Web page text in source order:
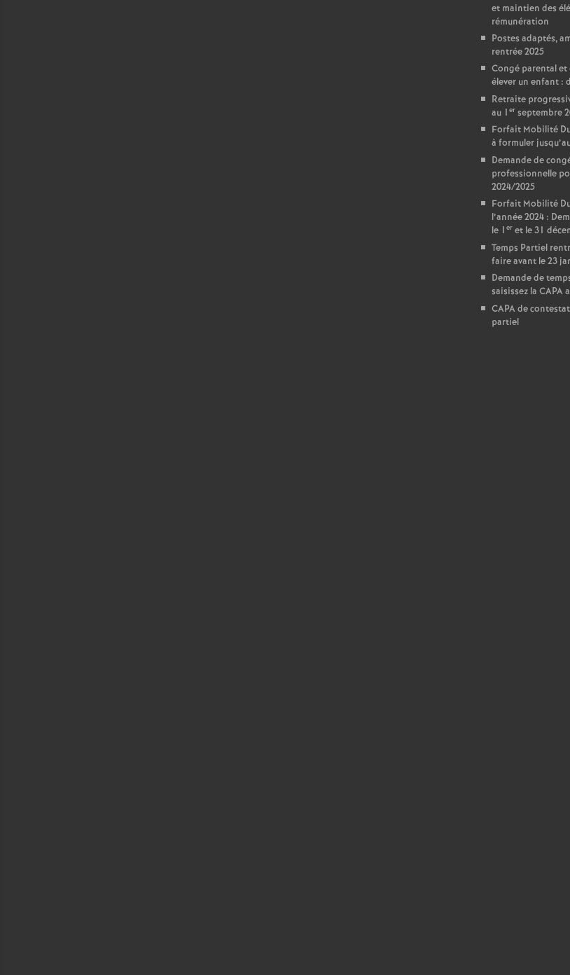
et maintien des
rémunération
Postes adaptés,
rentrée 2025
Congé parental
élever un enfant :
Retraite
au 1 er septembre
Forfait Mobilité
à formuler
Demande de
professionnelle
2024/2025
Forfait Mobilité
l’année 2024 :
le 1 er et le 31
Temps Partiel
faire avant le 23
Demande de
saisissez la CAPA
CAPA de
partiel